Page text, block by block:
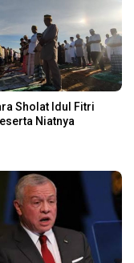
Sholat Idul Fitri
Niatnya